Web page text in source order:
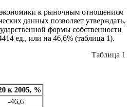
экономики к рыночным отношениям
данных позволяет утверждать,
формы собственности
ед., или на 46,6% (таблица 1).
Таблица 1
к 2005, %
-46,6